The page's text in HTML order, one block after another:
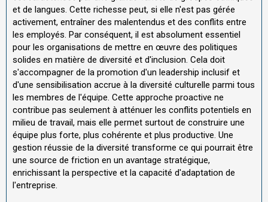
et de langues. Cette richesse peut, si elle n'est pas gérée
activement, entraîner des malentendus et des conflits entre
les employés. Par conséquent, il est absolument essentiel
pour les organisations de mettre en œuvre des politiques
solides en matière de diversité et d'inclusion. Cela doit
s'accompagner de la promotion d'un leadership inclusif et
d'une sensibilisation accrue à la diversité culturelle parmi tous
les membres de l'équipe. Cette approche proactive ne
contribue pas seulement à atténuer les conflits potentiels en
milieu de travail, mais elle permet surtout de construire une
équipe plus forte, plus cohérente et plus productive. Une
gestion réussie de la diversité transforme ce qui pourrait être
une source de friction en un avantage stratégique,
enrichissant la perspective et la capacité d'adaptation de
l'entreprise.